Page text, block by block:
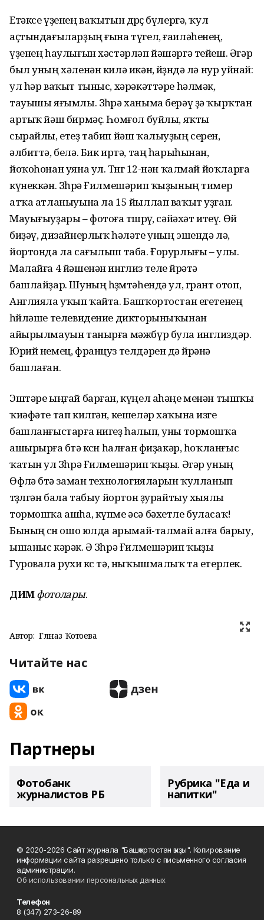
Етәксе үҙенең ваҡытын дөрөҫ бүлергә, ҡул
аҫтындағыларҙың ғына түгел, ғаиләһенең,
үҙенең һаулығын хәстәрләп йәшәргә тейеш. Әгәр
был уның хәленән килә икән, йөҙөндә лә нур уйнай:
ул һәр ваҡыт тыныс, хәрәкәттәре һәлмәк,
тауышы яғымлы. Зөһрә ханыма берәү ҙә ҡырҡтан
артыҡ йәш бирмәҫ. Һомғол буйлы, яҡты
сырайлы, етеҙ табип йәш ҡалыуҙың серен,
әлбиттә, белә. Бик иртә, таң һарыһынан,
йоҡоһонан уяна ул. Төнгө 12-нән ҡалмай йоҡларға
күнеккән. Зөһрә Ғилмешәрип ҡыҙының тимер
атҡа атланыуына ла 15 йыллап ваҡыт уҙған.
Мауығыуҙары – фотоға төшөрөү, сәйәхәт итеү. Өй
биҙәү, дизайнерлыҡ һәләте уның эшендә лә,
йортонда ла сағылыш таба. Ғорурлығы – улы.
Малайға 4 йәшенән инглиз теле өйрәтә
башлайҙар. Шуның һөҙөмтәһендә ул, грант отоп,
Англияла уҡып ҡайта. Башҡортостан егетенең
һөйләше телевидение дикторыныҡынан
айырылмауын танырға мәжбүр була инглиздәр.
Юрий немец, француз телдәрен дә өйрәнә
башлаған.
Эштәре ыңғай барған, күңел аһәңе менән тышҡы
ҡиәфәте тап килгән, кешеләр хаҡына изге
башланғыстарға нигеҙ һалып, уны тормошҡа
ашырырға бөтә көсөн һалған фиҙакәр, һоҡланғыс
ҡатын ул Зөһрә Ғилмешәрип ҡыҙы. Әгәр уның
Өфөлә бөтә заман технологияларын ҡулланып
төҙөлгән бала табыу йортон ҙурайтыу хыялы
тормошҡа ашһа, күпме әсә бәхетле буласаҡ!
Бының өсөн ошо юлда арымай-талмай алға барыу,
ышаныс кәрәк. Ә Зөһрә Ғилмешәрип ҡыҙы
Гуровала рухи көс тә, ныҡышмалыҡ та етерлек.
ДИМфотолары.
Автор: Гөлназ Ҡотоева
Читайте нас
Партнеры
Фотобанк
журналистов РБ
Рубрика "Еда и
напитки"
© 2020-2026 Сайт журнала "Башҡортостан ҡыҙы". Копирование
информации сайта разрешено только с письменного согласия
администрации.
Об использовании персональных данных
Телефон
8 (347) 273-26-89